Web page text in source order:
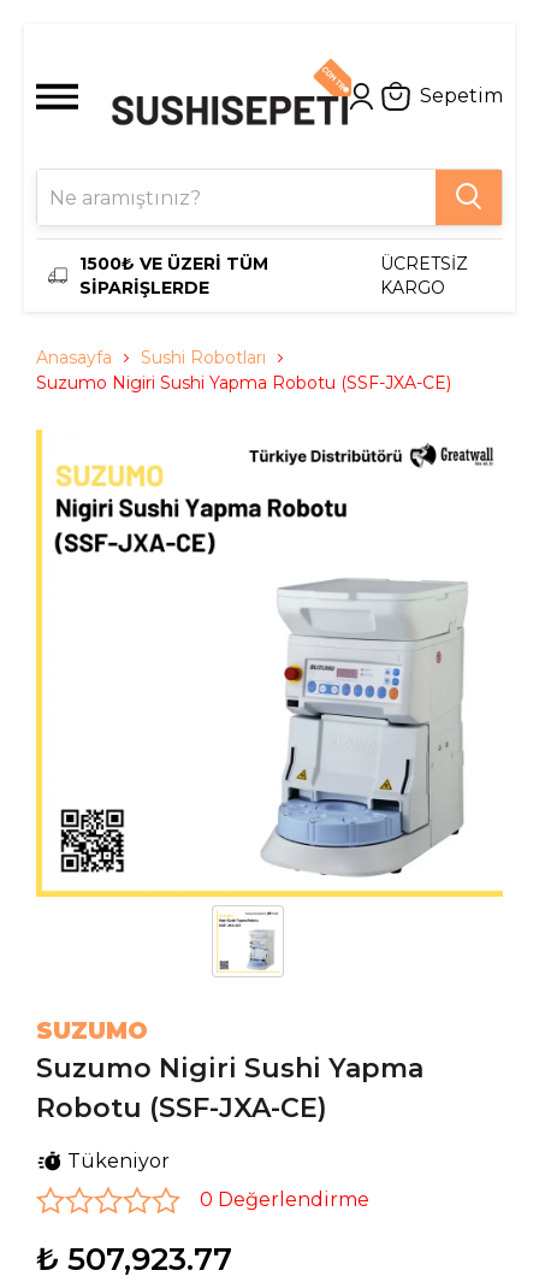
Sepetim
1500₺ VE ÜZERİ TÜM
SİPARİŞLERDE
ÜCRETSİZ
KARGO
Anasayfa
Sushi Robotları
Suzumo Nigiri Sushi Yapma Robotu (SSF-JXA-CE)
SUZUMO
Suzumo Nigiri Sushi Yapma
Robotu (SSF-JXA-CE)
Tükeniyor
0 Değerlendirme
₺ 507,923.77